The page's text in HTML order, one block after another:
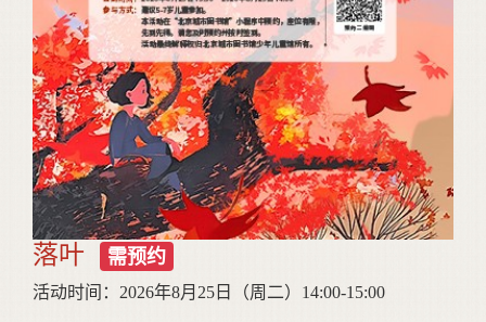
落叶 需预约
活动时间：2026年8月25日（周二）14:00-15:00